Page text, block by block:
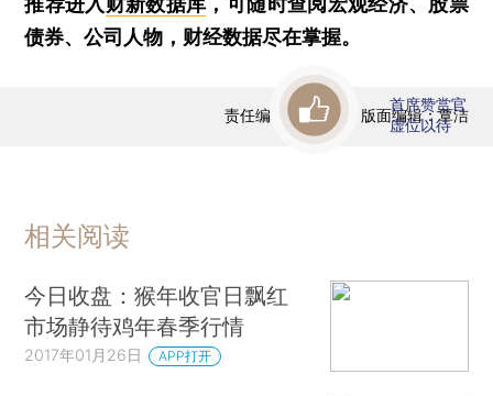
债券、公司人物，财经数据尽在掌握。
责任编辑：曹文姣 | 版面编辑：覃洁
首席赞赏官
虚位以待
相关阅读
今日收盘：猴年收官日飘红
市场静待鸡年春季行情
2017年01月26日 APP打开